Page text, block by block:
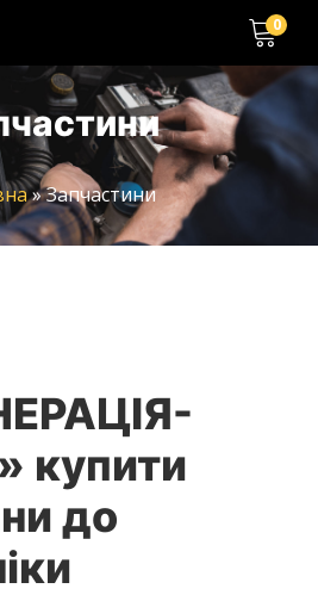
0
»Запчастини
купити
до